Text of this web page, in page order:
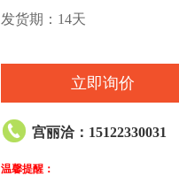
发货期：14天
立即询价
 宫丽洽：15122330031
温馨提醒：